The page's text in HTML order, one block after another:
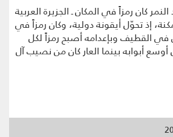
كان رمزاً في المكان ـ الجزيرة العربية
إذ تحوّل أيقونة دولية، وكان رمزاً في
في القطيف وبإعدامه أصبح رمزاً لكل
أوسع أبوابه بينما العار كان من نصيب آل